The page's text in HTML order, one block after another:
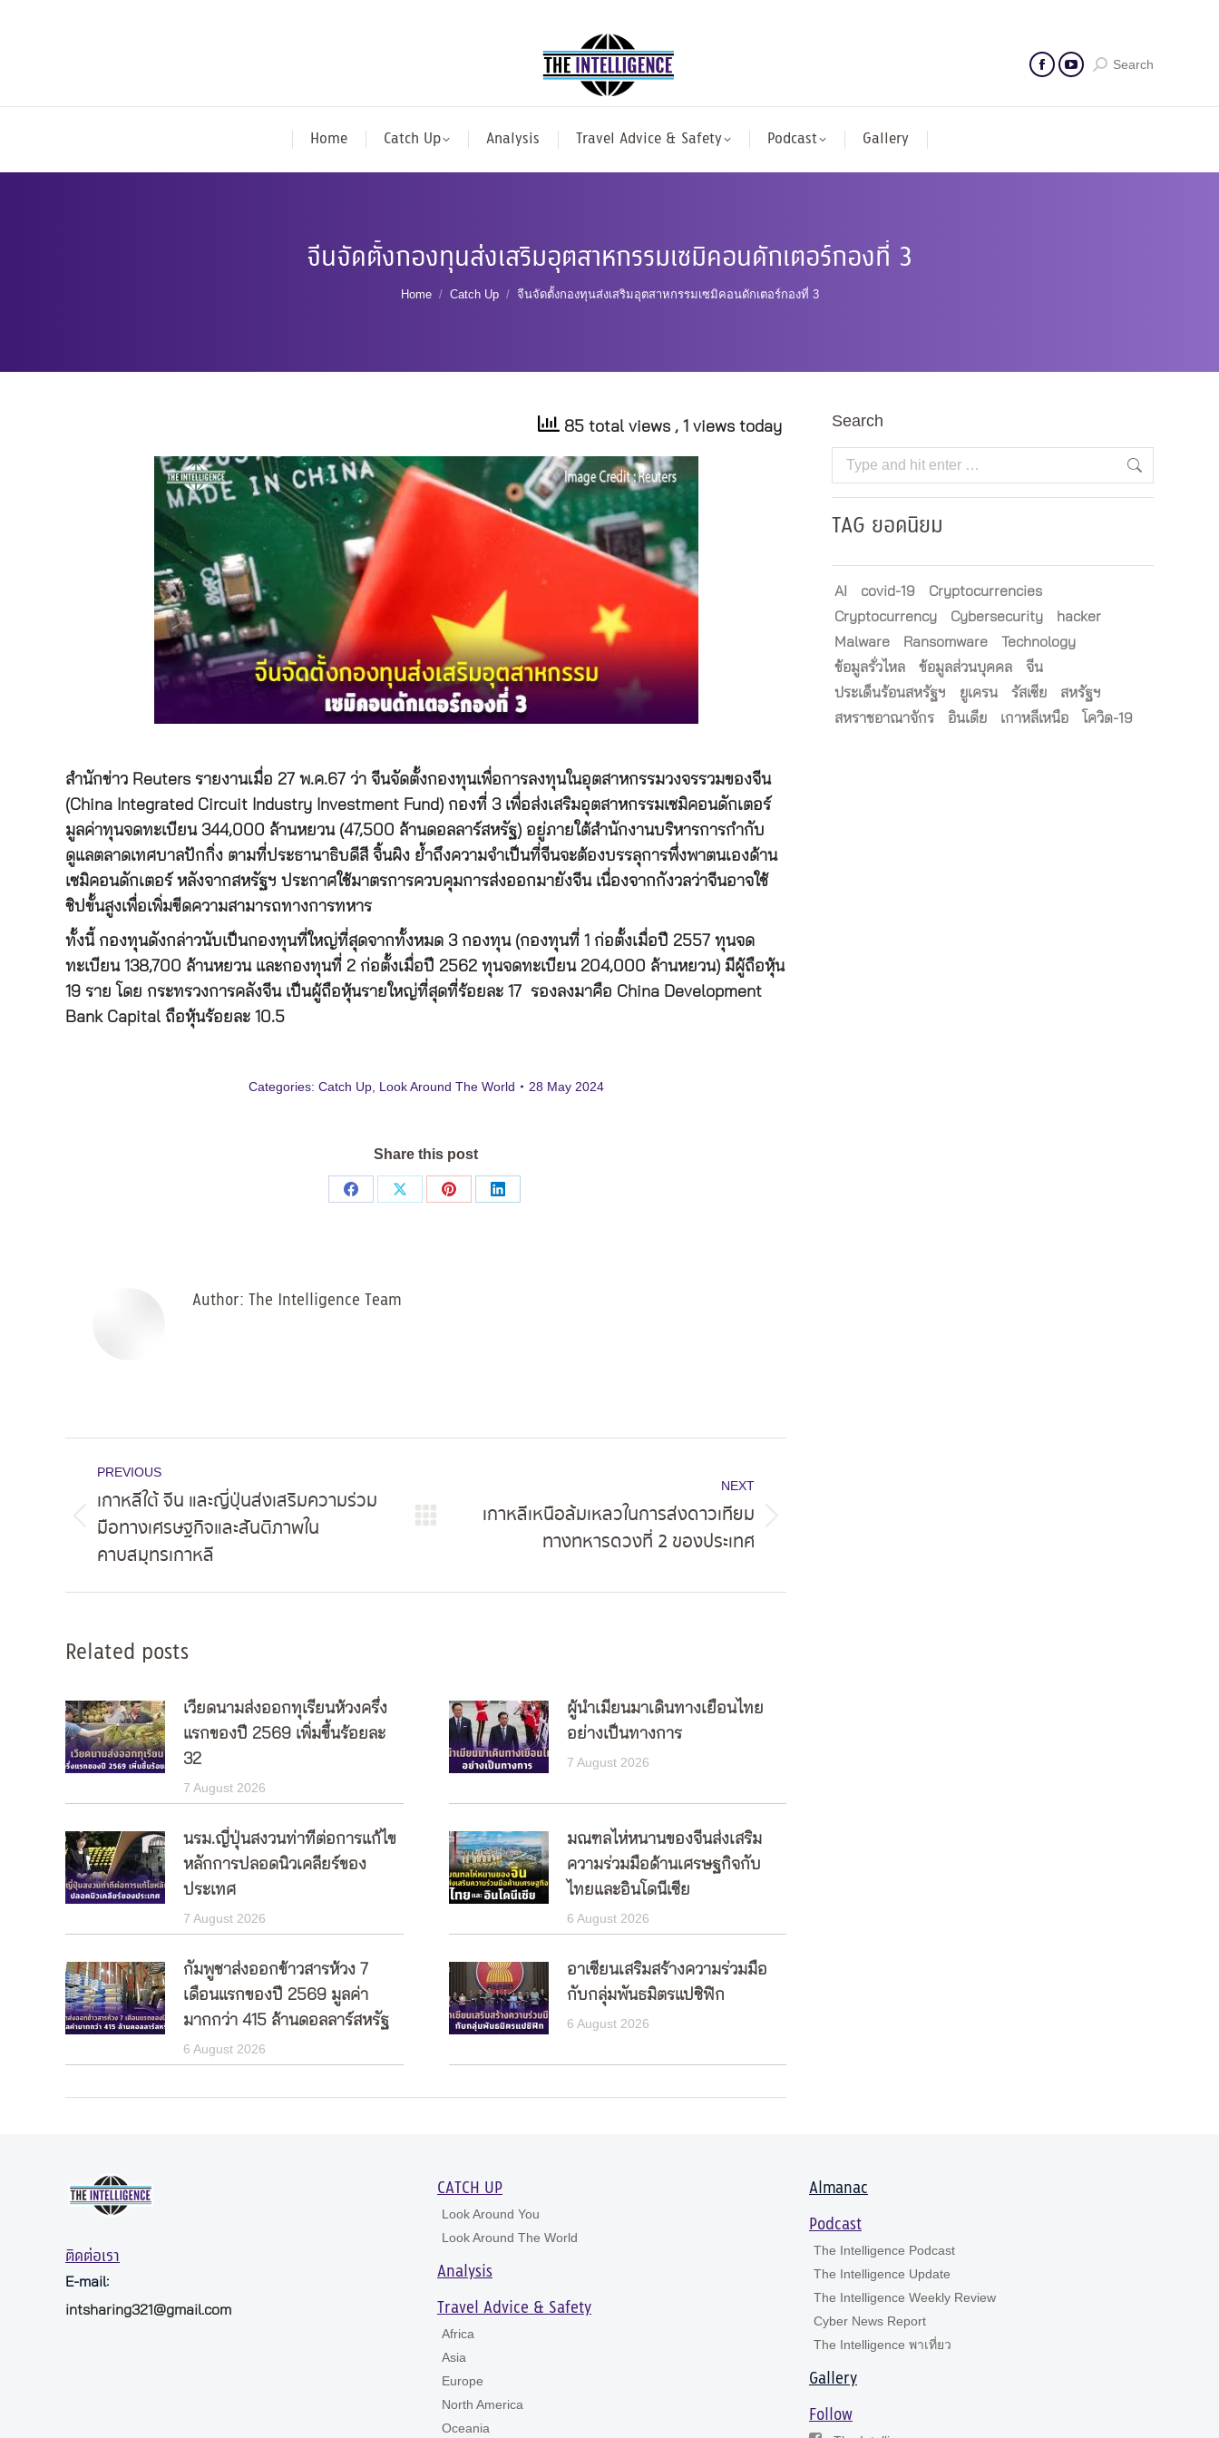
Search
Home Catch Up Analysis Travel Advice & Safety Podcast Gallery
จีนจัดตั้งกองทุนส่งเสริมอุตสาหกรรมเซมิคอนดักเตอร์กองที่ 3
You are here:
Home Catch Up จีนจัดตั้งกองทุนส่งเสริมอุตสาหกรรมเซมิคอนดักเตอร์กองที่ 3
85 total views , 1 views today
สำนักข่าว Reuters รายงานเมื่อ 27 พ.ค.67 ว่า จีนจัดตั้งกองทุนเพื่อการลงทุนในอุตสาหกรรมวงจรรวมของจีน
(China Integrated Circuit Industry Investment Fund) กองที่ 3 เพื่อส่งเสริมอุตสาหกรรมเซมิคอนดักเตอร์
มูลค่าทุนจดทะเบียน 344,000 ล้านหยวน (47,500 ล้านดอลลาร์สหรัฐ) อยู่ภายใต้สำนักงานบริหารการกำกับ
ดูแลตลาดเทศบาลปักกิ่ง ตามที่ประธานาธิบดีสี จิ้นผิง ย้ำถึงความจำเป็นที่จีนจะต้องบรรลุการพึ่งพาตนเองด้าน
เซมิคอนดักเตอร์ หลังจากสหรัฐฯ ประกาศใช้มาตรการควบคุมการส่งออกมายังจีน เนื่องจากกังวลว่าจีนอาจใช้
ชิปขั้นสูงเพื่อเพิ่มขีดความสามารถทางการทหาร
ทั้งนี้ กองทุนดังกล่าวนับเป็นกองทุนที่ใหญ่ที่สุดจากทั้งหมด 3 กองทุน (กองทุนที่ 1 ก่อตั้งเมื่อปี 2557 ทุนจด
ทะเบียน 138,700 ล้านหยวน และกองทุนที่ 2 ก่อตั้งเมื่อปี 2562 ทุนจดทะเบียน 204,000 ล้านหยวน) มีผู้ถือหุ้น
19 ราย โดย กระทรวงการคลังจีน เป็นผู้ถือหุ้นรายใหญ่ที่สุดที่ร้อยละ 17 รองลงมาคือ China Development
Bank Capital ถือหุ้นร้อยละ 10.5
Categories: Catch Up, Look Around The World 28 May 2024
Share this post
Share
Share
Share
Share
Author: The Intelligence Team
navigation
PREVIOUS
Previous
post:
เกาหลีใต้ จีน และญี่ปุ่นส่งเสริมความร่วม
มือทางเศรษฐกิจและสันติภาพใน
คาบสมุทรเกาหลี
NEXT
เกาหลีเหนือล้มเหลวในการส่งดาวเทียม
ทางทหารดวงที่ 2 ของประเทศ
Related posts
เวียดนามส่งออกทุเรียนห้วงครึ่ง
แรกของปี 2569 เพิ่มขึ้นร้อยละ
32
7 August 2026
ผู้นำเมียนมาเดินทางเยือนไทย
อย่างเป็นทางการ
7 August 2026
นรม.ญี่ปุ่นสงวนท่าทีต่อการแก้ไข
หลักการปลอดนิวเคลียร์ของ
ประเทศ
7 August 2026
มณฑลไห่หนานของจีนส่งเสริม
ความร่วมมือด้านเศรษฐกิจกับ
ไทยและอินโดนีเซีย
6 August 2026
กัมพูชาส่งออกข้าวสารห้วง 7
เดือนแรกของปี 2569 มูลค่า
มากกว่า 415 ล้านดอลลาร์สหรัฐ
6 August 2026
อาเซียนเสริมสร้างความร่วมมือ
กับกลุ่มพันธมิตรแปซิฟิก
6 August 2026
Search
Search:
TAG ยอดนิยม
AI covid-19
Cryptocurrencies
Cryptocurrency
Cybersecurity
hacker
Malware
Ransomware
Technology
ข้อมูลรั่วไหล
ข้อมูลส่วนบุคคล
จีน
ประเด็นร้อนสหรัฐฯ
ยูเครน รัสเซีย
สหรัฐฯ
สหราชอาณาจักร
อินเดีย เกาหลีเหนือ โควิด-19
ติดต่อเรา
E-mail:
intsharing321@gmail.com
CATCH UP
Look Around You
Look Around The World
Analysis
Travel Advice & Safety
Africa
Asia
Europe
North America
Oceania
Almanac
Podcast
The Intelligence Podcast
The Intelligence Update
The Intelligence Weekly Review
Cyber News Report
The Intelligence พาเที่ยว
Gallery
Follow